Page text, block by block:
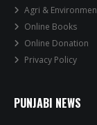
Agri &
Online Books
Online Donation
Privacy Policy
PUNJABI NEWS